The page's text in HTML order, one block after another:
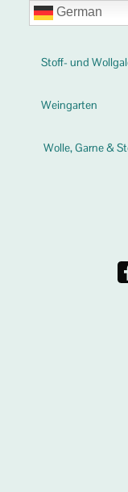
Stoff- und
Weingarten
Wolle, Garne &
German